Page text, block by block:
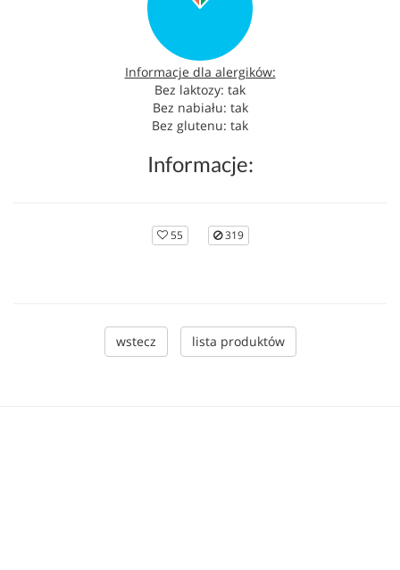
Informacje dla alergików:
Bez laktozy: tak
Bez nabiału: tak
Bez glutenu: tak
Informacje:
55 319
wstecz lista produktów